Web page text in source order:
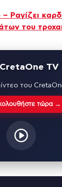
Ραγίζει
του
CretaOne TV
του
τώρα →